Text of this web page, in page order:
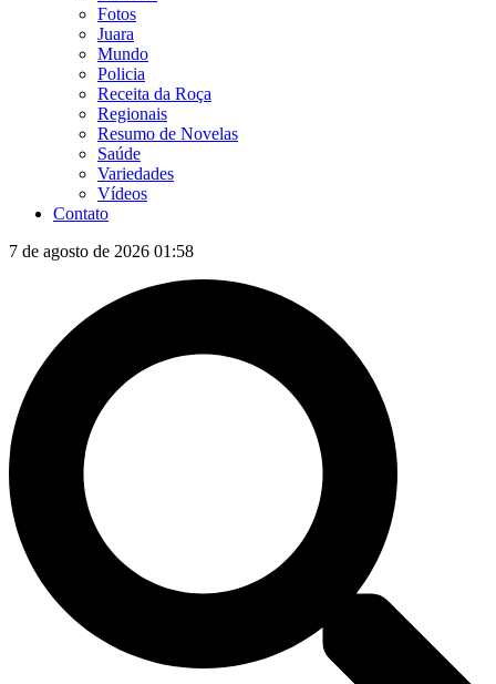
Fotos
Juara
Mundo
Policia
Receita da Roça
Regionais
Resumo de Novelas
Saúde
Variedades
Vídeos
Contato
7 de agosto de 2026 01:58